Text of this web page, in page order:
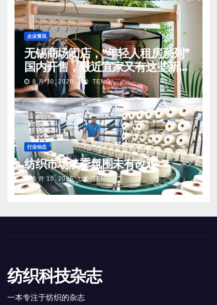
企业资讯
无锡商场闭店，“年轻人租房系列”
国内开售，最近宜家又有这些新动
向8 月 10, 2026 TENG
行业动态
纺织市场淡季氛围未有改观
8 月 10, 2026 TENG
纺织科技杂志
一本专注于纺织的杂志